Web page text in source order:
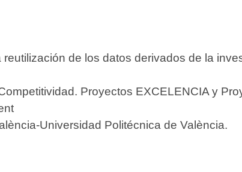
de los datos derivados de la
Proyectos EXCELENCIA y
Universidad Politécnica de València.